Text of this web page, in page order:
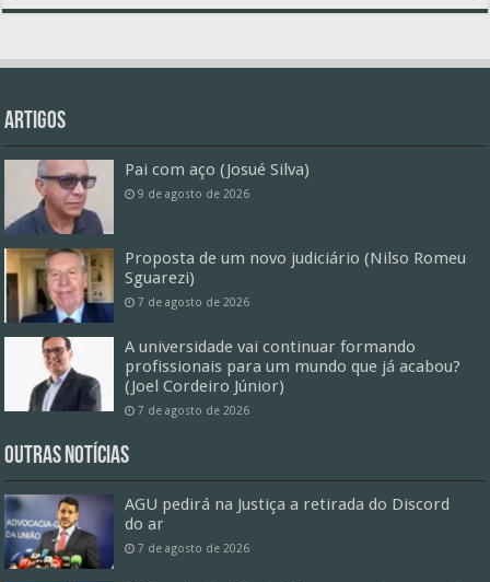
Artigos
Pai com aço (Josué Silva)
9 de agosto de 2026
Proposta de um novo judiciário (Nilso Romeu
Sguarezi)
7 de agosto de 2026
A universidade vai continuar formando
profissionais para um mundo que já acabou?
(Joel Cordeiro Júnior)
7 de agosto de 2026
Outras Notícias
AGU pedirá na Justiça a retirada do Discord
do ar
7 de agosto de 2026